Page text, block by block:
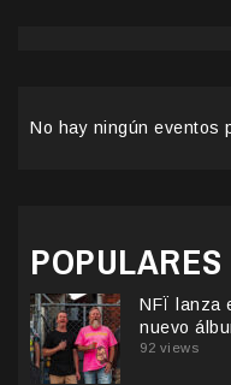
No hay ningún eventos
POPULARES
NFÏ lanza
nuevo
92 views